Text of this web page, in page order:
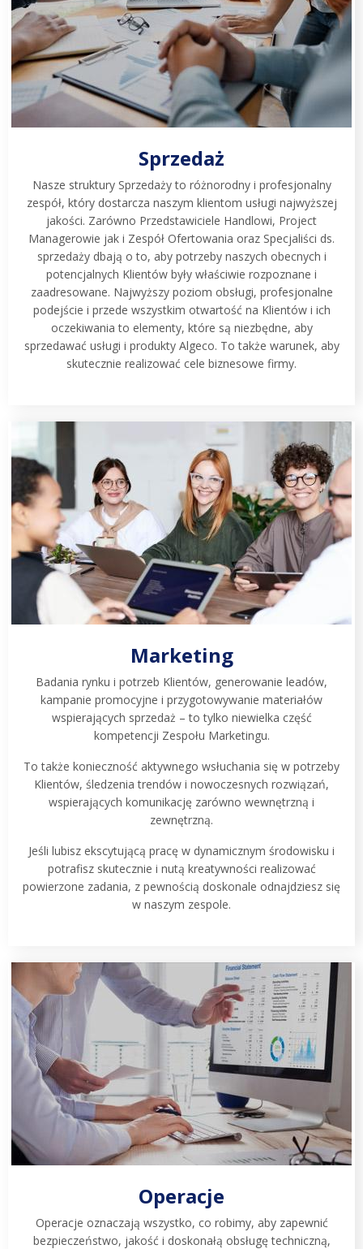
Sprzedaż
Nasze struktury Sprzedaży to różnorodny i profesjonalny
zespół, który dostarcza naszym klientom usługi najwyższej
jakości. Zarówno Przedstawiciele Handlowi, Project
Managerowie jak i Zespół Ofertowania oraz Specjaliści ds.
sprzedaży dbają o to, aby potrzeby naszych obecnych i
potencjalnych Klientów były właściwie rozpoznane i
zaadresowane. Najwyższy poziom obsługi, profesjonalne
podejście i przede wszystkim otwartość na Klientów i ich
oczekiwania to elementy, które są niezbędne, aby
sprzedawać usługi i produkty Algeco. To także warunek, aby
skutecznie realizować cele biznesowe firmy.
Marketing
Badania rynku i potrzeb Klientów, generowanie leadów,
kampanie promocyjne i przygotowywanie materiałów
wspierających sprzedaż – to tylko niewielka część
kompetencji Zespołu Marketingu.
To także konieczność aktywnego wsłuchania się w potrzeby
Klientów, śledzenia trendów i nowoczesnych rozwiązań,
wspierających komunikację zarówno wewnętrzną i
zewnętrzną.
Jeśli lubisz ekscytującą pracę w dynamicznym środowisku i
potrafisz skutecznie i nutą kreatywności realizować
powierzone zadania, z pewnością doskonale odnajdziesz się
w naszym zespole.
Operacje
Operacje oznaczają wszystko, co robimy, aby zapewnić
bezpieczeństwo, jakość i doskonałą obsługę techniczną,